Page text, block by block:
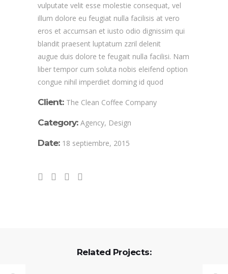
vulputate velit esse molestie consequat, vel
illum dolore eu feugiat nulla facilisis at vero
eros et accumsan et iusto odio dignissim qui
blandit praesent luptatum zzril delenit
augue duis dolore te feugait nulla facilisi. Nam
liber tempor cum soluta nobis eleifend option
congue nihil imperdiet doming id quod
Client: The Clean Coffee Company
Category: Agency, Design
Date: 18 septiembre, 2015
Related Projects: